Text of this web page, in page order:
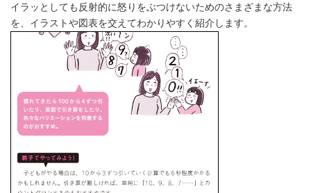
イラッとしても反射的に怒りをぶつけないためのさまざまな方法
を、イラストや図表を交えてわかりやすく紹介します。